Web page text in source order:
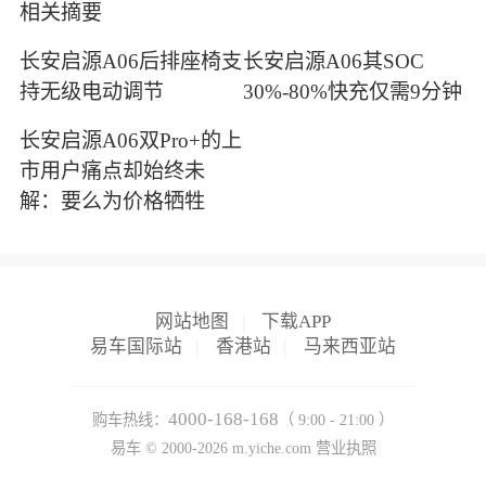
相关摘要
长安启源A06后排座椅支
持无级电动调节
长安启源A06其SOC
30%-80%快充仅需9分钟
长安启源A06双Pro+的上
市用户痛点却始终未
解：要么为价格牺牲
网站地图
下载APP
易车国际站
香港站 马来西亚站
购车热线： 4000-168-168 （ 9:00 - 21:00 ）
易车 © 2000-2026m.yiche.com 营业执照